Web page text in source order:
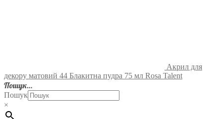
Акрил для
декору матовий 44 Блакитна пудра 75 мл Rosa Talent
Пошук…
Пошук
×